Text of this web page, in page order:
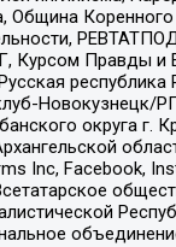
Правды и
округа
Inc, Facebook,